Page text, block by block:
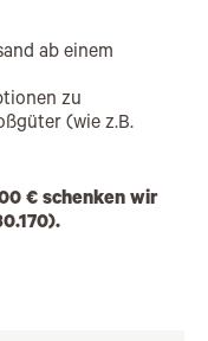
ab einem
zu
(wie z.B.
€ schenken wir